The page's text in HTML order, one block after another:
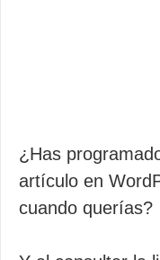
¿Has
artículo en
cuando querías?